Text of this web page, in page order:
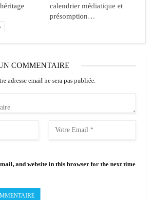
calendrier médiatique et
présomption…
COMMENTAIRE
adresse email ne sera pas publiée.
and website in this browser for the next time